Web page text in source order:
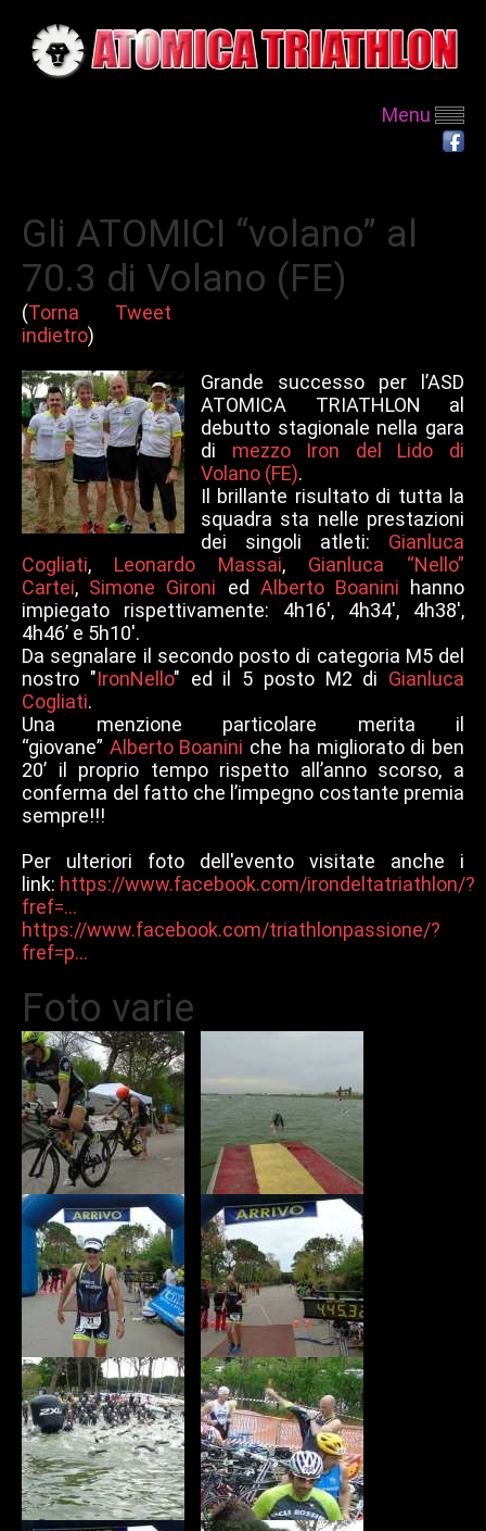
Menu
Gli ATOMICI “volano” al
70.3 di Volano (FE)
Tweet
(Torna
indietro)
Grande successo per l’ASD
ATOMICA TRIATHLON al
debutto stagionale nella gara
di mezzo Iron del Lido di
Volano (FE).
Il brillante risultato di tutta la
squadra sta nelle prestazioni
dei singoli atleti: Gianluca
Cogliati, Leonardo Massai, Gianluca “Nello”
Cartei, Simone Gironi ed Alberto Boanini hanno
impiegato rispettivamente: 4h16', 4h34', 4h38',
4h46’ e 5h10'.
Da segnalare il secondo posto di categoria M5 del
nostro "IronNello" ed il 5 posto M2 di Gianluca
Cogliati.
Una menzione particolare merita il
“giovane” Alberto Boanini che ha migliorato di ben
20’ il proprio tempo rispetto all’anno scorso, a
conferma del fatto che l’impegno costante premia
sempre!!!
Per ulteriori foto dell'evento visitate anche i
link: https://www.facebook.com/irondeltatriathlon/?
fref=...
https://www.facebook.com/triathlonpassione/?
fref=p...
Foto varie